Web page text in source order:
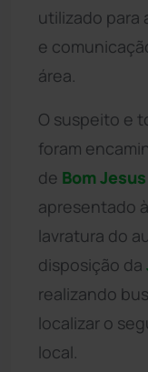
utilizado para
e
área.
O suspeito e
foram
de Bom
apresentado
lavratura do
disposição da
realizando
localizar o
local.